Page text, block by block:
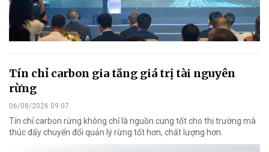
Tín chỉ carbon gia tăng giá trị tài nguyên
rừng
06/08/2026 09:07
Tín chỉ carbon rừng không chỉ là nguồn cung tốt cho thị trường mà
thúc đẩy chuyển đổi quản lý rừng tốt hơn, chất lượng hơn.